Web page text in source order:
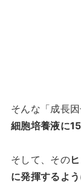
そんな「成長
細胞培養液に
そして、その
に発揮するよ